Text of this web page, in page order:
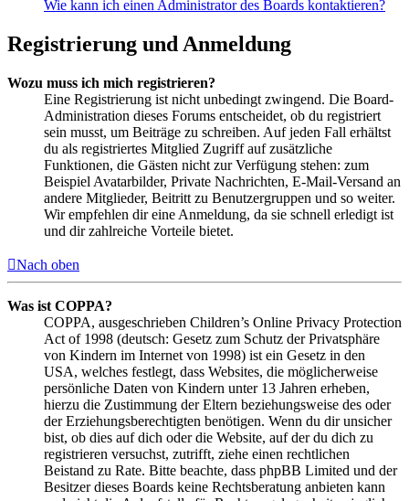
Wie kann ich einen Administrator des Boards kontaktieren?
Registrierung und Anmeldung
Wozu muss ich mich registrieren?
Eine Registrierung ist nicht unbedingt zwingend. Die Board-
Administration dieses Forums entscheidet, ob du registriert
sein musst, um Beiträge zu schreiben. Auf jeden Fall erhältst
du als registriertes Mitglied Zugriff auf zusätzliche
Funktionen, die Gästen nicht zur Verfügung stehen: zum
Beispiel Avatarbilder, Private Nachrichten, E-Mail-Versand an
andere Mitglieder, Beitritt zu Benutzergruppen und so weiter.
Wir empfehlen dir eine Anmeldung, da sie schnell erledigt ist
und dir zahlreiche Vorteile bietet.
Nach oben
Was ist COPPA?
COPPA, ausgeschrieben Children’s Online Privacy Protection
Act of 1998 (deutsch: Gesetz zum Schutz der Privatsphäre
von Kindern im Internet von 1998) ist ein Gesetz in den
USA, welches festlegt, dass Websites, die möglicherweise
persönliche Daten von Kindern unter 13 Jahren erheben,
hierzu die Zustimmung der Eltern beziehungsweise des oder
der Erziehungsberechtigten benötigen. Wenn du dir unsicher
bist, ob dies auf dich oder die Website, auf der du dich zu
registrieren versuchst, zutrifft, ziehe einen rechtlichen
Beistand zu Rate. Bitte beachte, dass phpBB Limited und der
Besitzer dieses Boards keine Rechtsberatung anbieten kann